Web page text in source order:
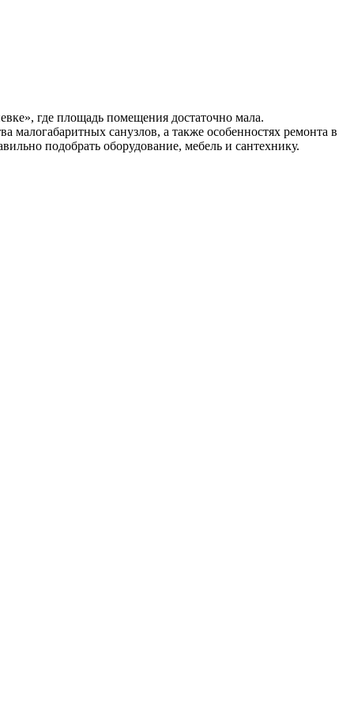
где площадь помещения достаточно мала.
малогабаритных санузлов, а также особенностях ремонта в
подобрать оборудование, мебель и сантехнику.